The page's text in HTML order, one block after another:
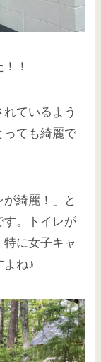
！
ているよう
っても綺麗で
綺麗！」と
す。トイレが
に女子キャ
よね♪